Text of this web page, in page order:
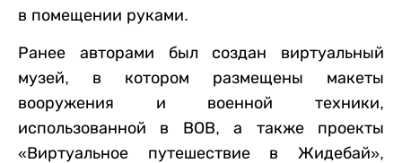
в помещении руками.
Ранее авторами был создан виртуальный
музей, в котором размещены макеты
вооружения и военной техники,
использованной в ВОВ, а также проекты
«Виртуальное путешествие в Жидебай»,